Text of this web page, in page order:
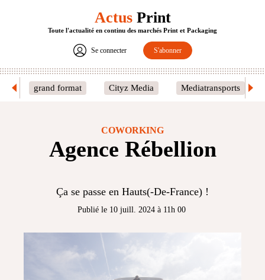
ActusPrint
Toute l'actualité en continu des marchés Print et Packaging
Se connecter S'abonner
grand format Cityz Media Mediatransports
COWORKING
Agence Rébellion
Ça se passe en Hauts(-De-France) !
Publié le 10 juill. 2024 à 11h 00